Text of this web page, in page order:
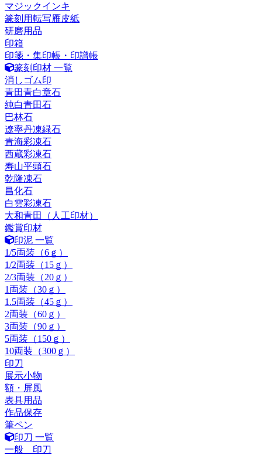
マジックインキ
篆刻用転写雁皮紙
研磨用品
印箱
印箋・集印帳・印譜帳
篆刻印材 一覧
消しゴム印
青田青白章石
純白青田石
巴林石
遼寧丹凍緑石
青海彩凍石
西蔵彩凍石
寿山平頭石
乾隆凍石
昌化石
白雲彩凍石
大和青田（人工印材）
鑑賞印材
印泥 一覧
1/5両装（6ｇ）
1/2両装（15ｇ）
2/3両装（20ｇ）
1両装（30ｇ）
1.5両装（45ｇ）
2両装（60ｇ）
3両装（90ｇ）
5両装（150ｇ）
10両装（300ｇ）
印刀
展示小物
額・屏風
表具用品
作品保存
筆ペン
印刀 一覧
一般 印刀